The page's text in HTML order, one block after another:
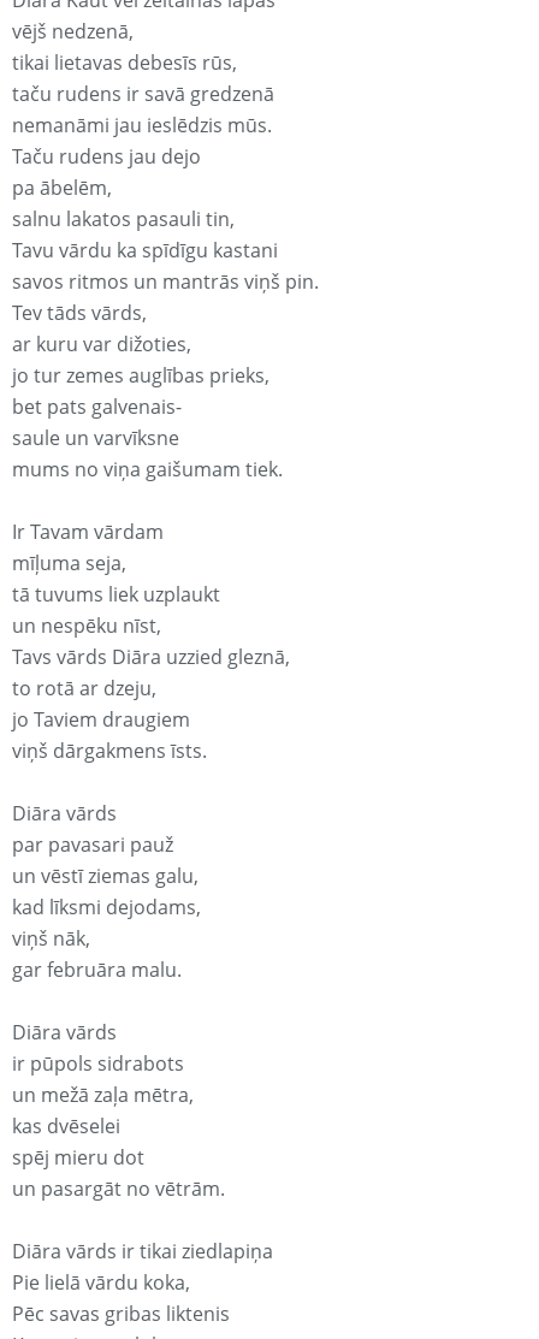
vējš nedzenā,
tikai lietavas debesīs rūs,
taču rudens ir savā gredzenā
nemanāmi jau ieslēdzis mūs.
Taču rudens jau dejo
pa ābelēm,
salnu lakatos pasauli tin,
Tavu vārdu ka spīdīgu kastani
savos ritmos un mantrās viņš pin.
Tev tāds vārds,
ar kuru var dižoties,
jo tur zemes auglības prieks,
bet pats galvenais-
saule un varvīksne
mums no viņa gaišumam tiek.
Ir Tavam vārdam
mīļuma seja,
tā tuvums liek uzplaukt
un nespēku nīst,
Tavs vārds Diāra uzzied gleznā,
to rotā ar dzeju,
jo Taviem draugiem
viņš dārgakmens īsts.
Diāra vārds
par pavasari pauž
un vēstī ziemas galu,
kad līksmi dejodams,
viņš nāk,
gar februāra malu.
Diāra vārds
ir pūpols sidrabots
un mežā zaļa mētra,
kas dvēselei
spēj mieru dot
un pasargāt no vētrām.
Diāra vārds ir tikai ziedlapiņa
Pie lielā vārdu koka,
Pēc savas gribas liktenis